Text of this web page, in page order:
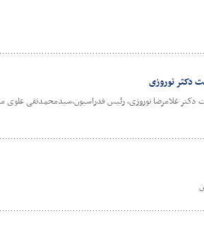
به ریاست دکتر غلامرضا نوروزی، رئیس فدراسیون،سیدمحمدتقی